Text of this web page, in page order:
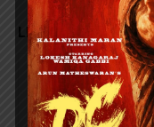
LEAVE A REPLY